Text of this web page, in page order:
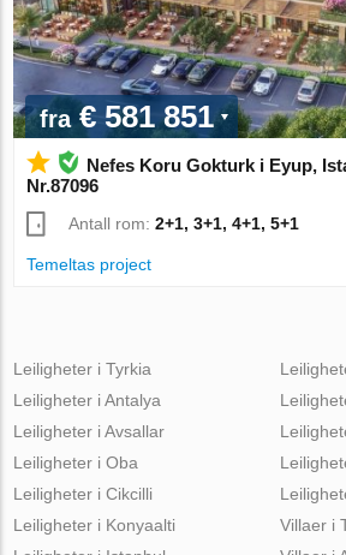
fra€ 581 851
Nefes Koru Gokturk i Eyup,
Nr.87096
Antall rom:2+1, 3+1, 4+1, 5+1
Temeltas project
Leiligheter i Tyrkia
Leiligheter i Antalya
Leiligheter i Avsallar
Leiligheter i Oba
Leiligheter i Cikcilli
Leiligheter i Konyaalti
Villaer i